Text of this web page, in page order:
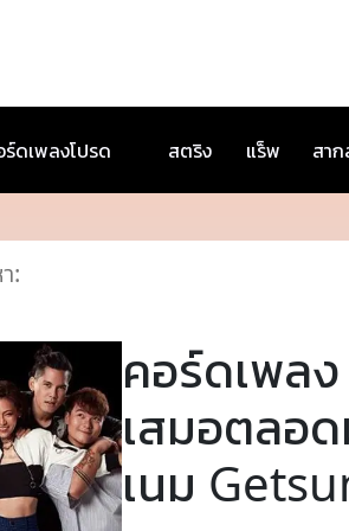
ร์ดเพลงโปรด สตริง แร็พ สาก
คอร์ดเพลง
เสมอตลอด
เนม